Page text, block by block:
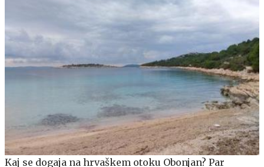
Kaj se dogaja na hrvaškem otoku Obonjan? Par